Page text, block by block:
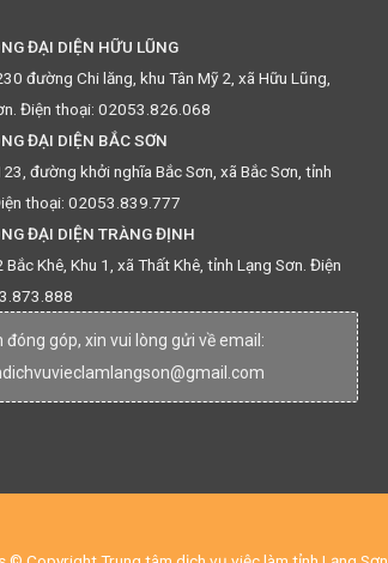
ĐẠI DIỆN HỮU LŨNG
đường Chi lăng, khu Tân Mỹ 2, xã Hữu Lũng,
Điện thoại: 02053.826.068
ĐẠI DIỆN BẮC SƠN
đường khởi nghĩa Bắc Sơn, xã Bắc Sơn, tỉnh
thoại: 02053.839.777
ĐẠI DIỆN TRÀNG ĐỊNH
Bắc Khê, Khu 1, xã Thất Khê, tỉnh Lạng Sơn. Điện
đóng góp, xin vui lòng gửi về email: